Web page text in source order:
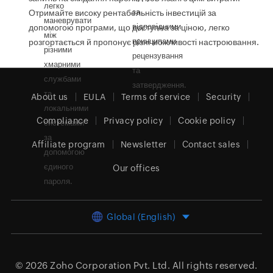
за
відповідними
принципами
рецензування
та
затвердження.
легко
маневрувати
між
різними
хмарними
службами
та
локальними
системами
за
допомогою
єдиного
пароля.
Отримайте високу рентабельність інвестицій за
допомогою програми, що доступна за ціною, легко
розгортається й пропонує різні можливості настроювання.
About us EULA Terms of service Security
Compliance Privacy policy Cookie policy
Affiliate program Newsletter Contact sales
Our offices
Global (English)
© 2026 Zoho Corporation Pvt. Ltd. All rights reserved.